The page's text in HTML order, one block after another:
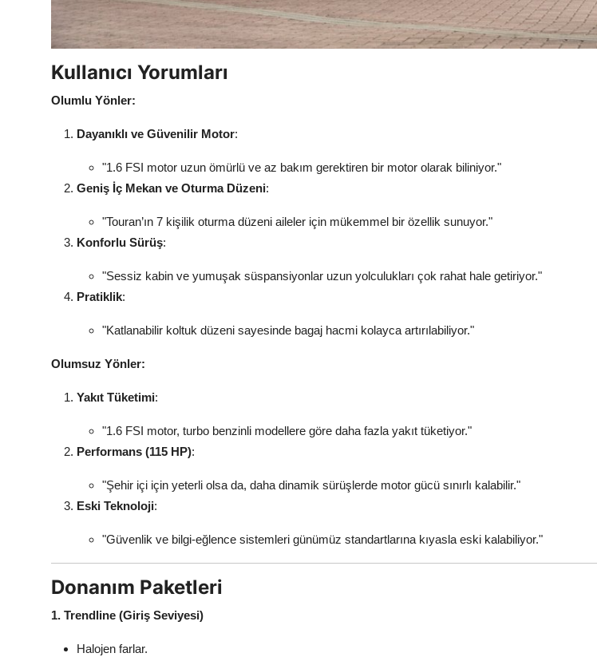
Kullanıcı Yorumları
Olumlu Yönler:
Dayanıklı ve Güvenilir Motor:
"1.6 FSI motor uzun ömürlü ve az bakım gerektiren bir motor olarak biliniyor."
Geniş İç Mekan ve Oturma Düzeni:
"Touran’ın 7 kişilik oturma düzeni aileler için mükemmel bir özellik sunuyor."
Konforlu Sürüş:
"Sessiz kabin ve yumuşak süspansiyonlar uzun yolculukları çok rahat hale getiriyor."
Pratiklik:
"Katlanabilir koltuk düzeni sayesinde bagaj hacmi kolayca artırılabiliyor."
Olumsuz Yönler:
Yakıt Tüketimi:
"1.6 FSI motor, turbo benzinli modellere göre daha fazla yakıt tüketiyor."
Performans (115 HP):
"Şehir içi için yeterli olsa da, daha dinamik sürüşlerde motor gücü sınırlı kalabilir."
Eski Teknoloji:
"Güvenlik ve bilgi-eğlence sistemleri günümüz standartlarına kıyasla eski kalabiliyor."
Donanım Paketleri
1. Trendline (Giriş Seviyesi)
Halojen farlar.